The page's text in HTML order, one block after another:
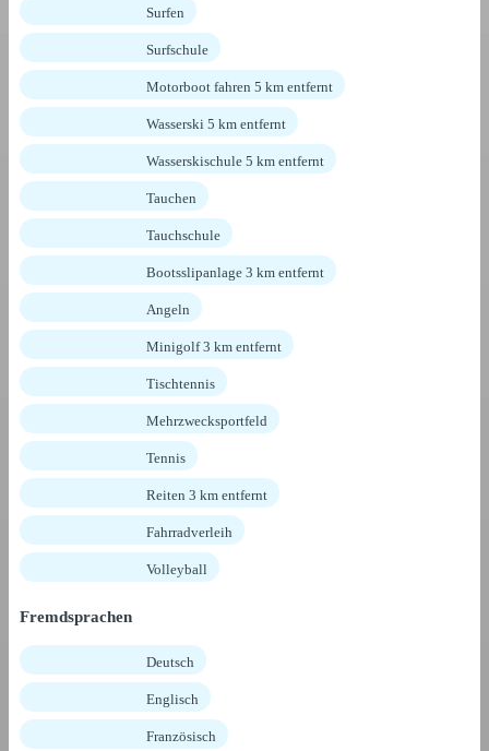
Surfen
Surfschule
Motorboot fahren 5 km entfernt
Wasserski 5 km entfernt
Wasserskischule 5 km entfernt
Tauchen
Tauchschule
Bootsslipanlage 3 km entfernt
Angeln
Minigolf 3 km entfernt
Tischtennis
Mehrzwecksportfeld
Tennis
Reiten 3 km entfernt
Fahrradverleih
Volleyball
Fremdsprachen
Deutsch
Englisch
Französisch